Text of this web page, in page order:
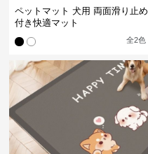
ペットマット 犬用 両面滑り止め
付き快適マット
全2色